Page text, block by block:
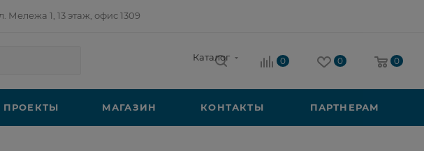
Мележа 1, 13 этаж, офис 1309
Каталог 0 0 0
ПРОЕКТЫ МАГАЗИН КОНТАКТЫ ПАРТНЕРАМ